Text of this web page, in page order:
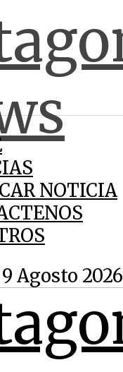
NOTICIA
Agosto 2026